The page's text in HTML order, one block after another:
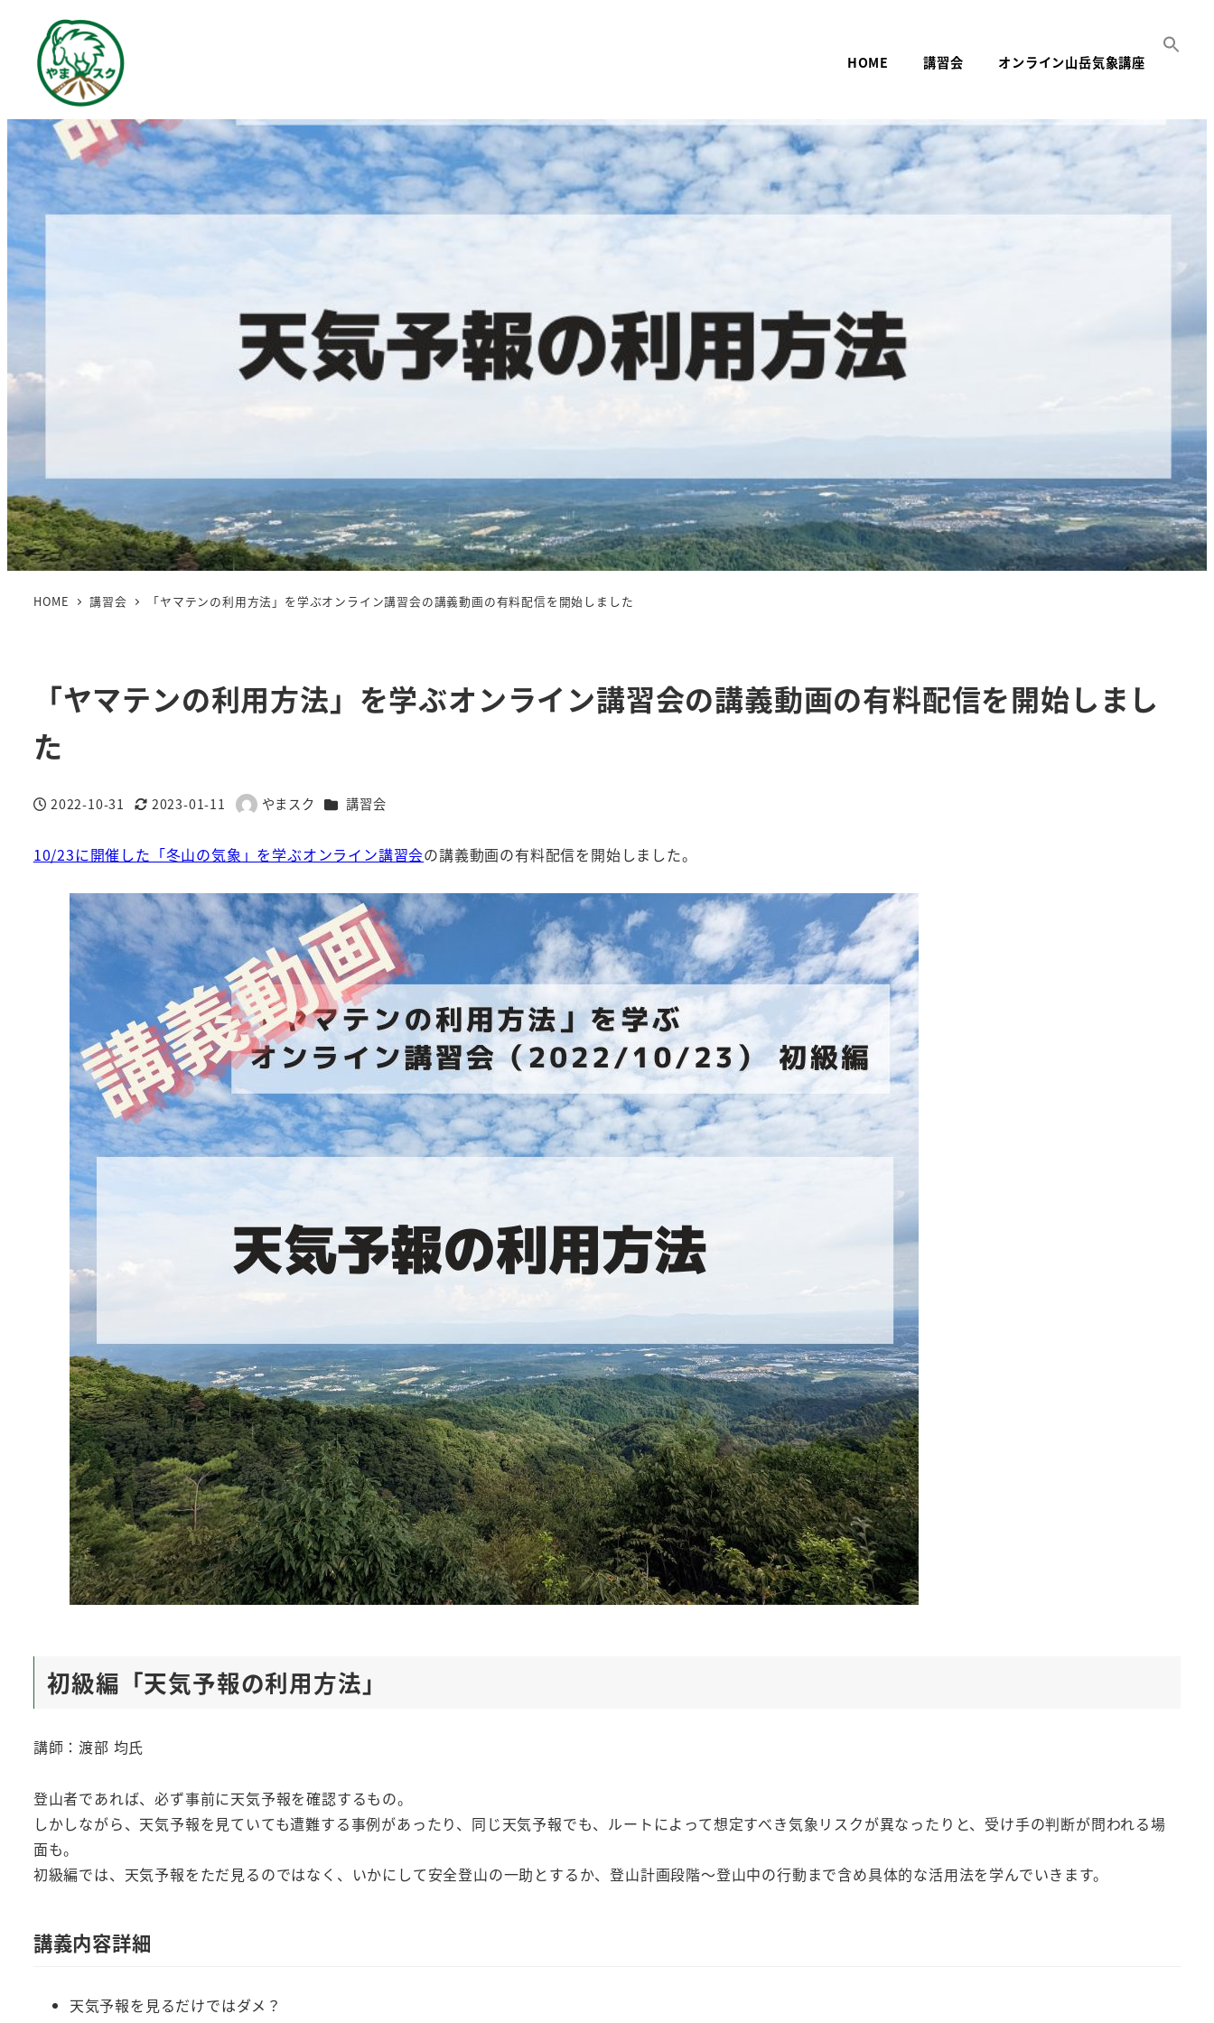
HOME 講習会 オンライン山岳気象講座
HOME 講習会 「ヤマテンの利用方法」を学ぶオンライン講習会の講義動画の有料配信を開始しました
「ヤマテンの利用方法」を学ぶオンライン講習会の講義動画の有料配信を開始しまし
た
投稿日
2022-10-31
更新日
2023-01-11
著
やまスク カテゴリー
講習会
10/23に開催した「冬山の気象」を学ぶオンライン講習会の講義動画の有料配信を開始しました。
初級編「天気予報の利用方法」
講師：渡部 均氏
登山者であれば、必ず事前に天気予報を確認するもの。
しかしながら、天気予報を見ていても遭難する事例があったり、同じ天気予報でも、ルートによって想定すべき気象リスクが異なったりと、受け手の判断が問われる場
面も。
初級編では、天気予報をただ見るのではなく、いかにして安全登山の一助とするか、登山計画段階～登山中の行動まで含め具体的な活用法を学んでいきます。
講義内容詳細
天気予報を見るだけではダメ？